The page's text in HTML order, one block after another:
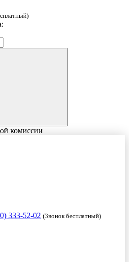
комиссии
333-52-02 (Звонок бесплатный)